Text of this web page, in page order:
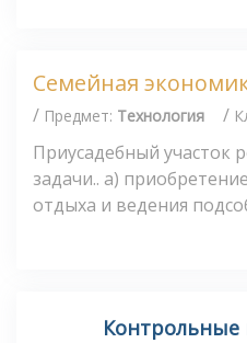
Семейная
/ Предмет: Технология /
Приусадебный участок
задачи.. а)
отдыха и ведения